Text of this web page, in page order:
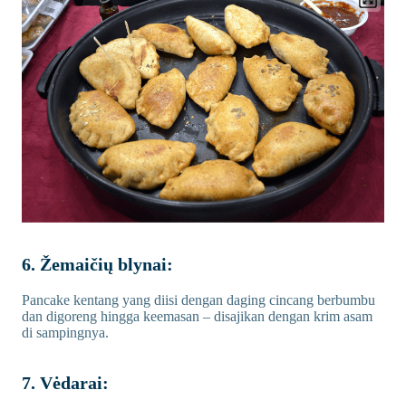
6. Žemaičių blynai:
Pancake kentang yang diisi dengan daging cincang berbumbu
dan digoreng hingga keemasan – disajikan dengan krim asam
di sampingnya.
7. Vėdarai: